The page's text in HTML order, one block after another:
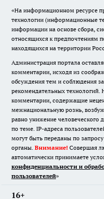
«На информационном ресурсе
технологии (информационные
информации на основе сбора,
относящихся к предпочтениям
находящихся на территории
Администрация портала
комментарии, исходя из
обсуждения тем и соблюдения
рекомендательных технологий.
комментарии, содержащие
межнациональную рознь,
равно унижение человеческого
по теме. IP-адреса
могут быть переданы по
органы. Внимание! Совершая
автоматически принимаете
конфиденциальности и
пользователей»
16+